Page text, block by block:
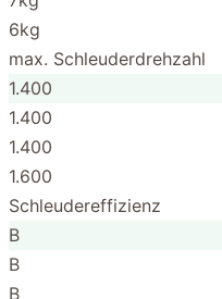
6kg
max. Schleuderdrehzahl
1.400
1.400
1.400
1.600
Schleudereffizienz
B
B
B